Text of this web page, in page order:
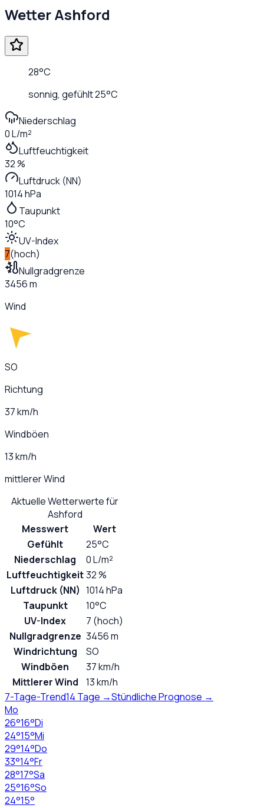
WetterAshford
28°C
sonnig, gefühlt25°C
Niederschlag
0 L/m²
Luftfeuchtigkeit
32 %
Luftdruck (NN)
1014 hPa
Taupunkt
10°C
UV-Index
7(hoch)
Nullgradgrenze
3456 m
Wind
SO
Richtung
37 km/h
Windböen
13 km/h
mittlerer Wind
Aktuelle Wetterwerte für
Ashford
Messwert
Wert
Gefühlt
25°C
Niederschlag
0 L/m²
Luftfeuchtigkeit32 %
Luftdruck (NN) 1014 hPa
Taupunkt
10°C
UV-Index
7 (hoch)
Nullgradgrenze 3456 m
Windrichtung
SO
Windböen
37 km/h
Mittlerer Wind
13 km/h
7-Tage-Trend14 Tage →Stündliche Prognose →
Mo
26°16°Di
24°15°Mi
29°14°Do
33°14°Fr
28°17°Sa
25°16°So
24°15°